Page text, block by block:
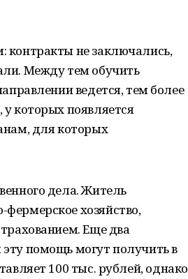
контракты не заключались,
Между тем обучить
ведется, тем более
которых появляется
для которых
дела. Житель
хозяйство,
Еще два
помощь могут получить в
100 тыс. рублей, однако